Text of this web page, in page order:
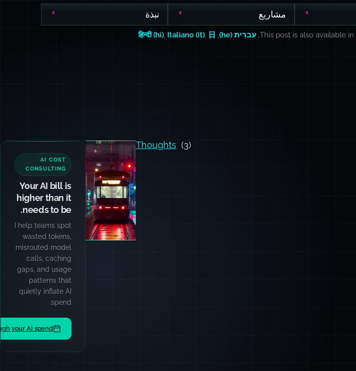
مشاريع نبذة
This post is also available in עברית (he) हिन्दी (hi) Italiano (it)
日
Thoughts (3)
Photo by
Mroz on
Unsplash
AI COST
CONSULTING
Your AI bill is
higher than it
needs to be.
I help teams spot
wasted tokens,
misrouted model
calls, caching
gaps, and usage
patterns that
quietly inflate AI
spend.
your AI spend